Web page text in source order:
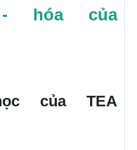
hóa của
của TEA